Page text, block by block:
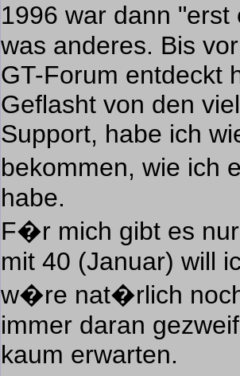
1996 war dann
was anderes. Bis
GT-Forum entdeckt
Geflasht von den
Support, habe ich
bekommen, wie ich
habe.
F�r mich gibt es
mit 40 (Januar) will
w�re nat�rlich
immer daran
kaum erwarten.